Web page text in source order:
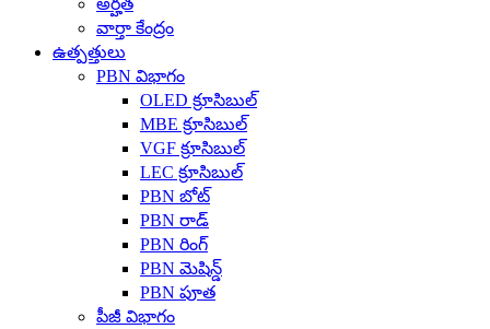
అర్హత
వార్తా కేంద్రం
ఉత్పత్తులు
PBN విభాగం
OLED క్రూసిబుల్
MBE క్రూసిబుల్
VGF క్రూసిబుల్
LEC క్రూసిబుల్
PBN బోట్
PBN రాడ్
PBN రింగ్
PBN మెషిన్డ్
PBN పూత
పీజీ విభాగం